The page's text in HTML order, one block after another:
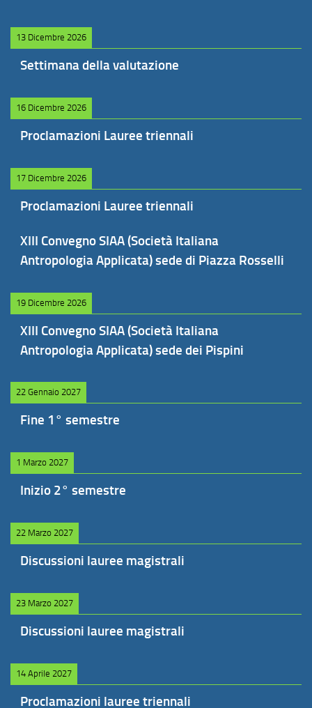
13 Dicembre 2026
Settimana della valutazione
16 Dicembre 2026
Proclamazioni Lauree triennali
17 Dicembre 2026
Proclamazioni Lauree triennali
XIII Convegno SIAA (Società Italiana
Antropologia Applicata) sede di Piazza Rosselli
19 Dicembre 2026
XIII Convegno SIAA (Società Italiana
Antropologia Applicata) sede dei Pispini
22 Gennaio 2027
Fine 1° semestre
1 Marzo 2027
Inizio 2° semestre
22 Marzo 2027
Discussioni lauree magistrali
23 Marzo 2027
Discussioni lauree magistrali
14 Aprile 2027
Proclamazioni lauree triennali